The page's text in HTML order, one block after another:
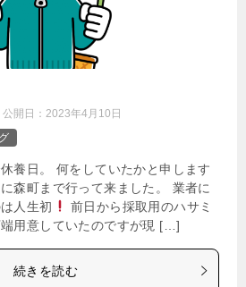
公開日： 2023年4月10日
養日。 何をしていたかと申します
森町まで行って来ました。 業者に
人生初
前日から採取用のハサミ
用意していたのですが現 […]
続きを読む